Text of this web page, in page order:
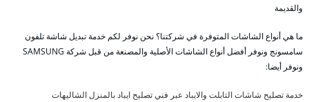
والقديمة
ما هي أنواع الشاشات المتوفرة في شركتنا؟ نحن نوفر لكم خدمة تبديل شاشة تلفون
سامسونج ونوفر أفضل أنواع الشاشات الأصلية والمصنعة من قبل شركة SAMSUNG
ونوفر أيضا:
خدمة تصليح شاشات التابلت والايباد عبر فني تصليح ايباد بالمنزل الشاليهات